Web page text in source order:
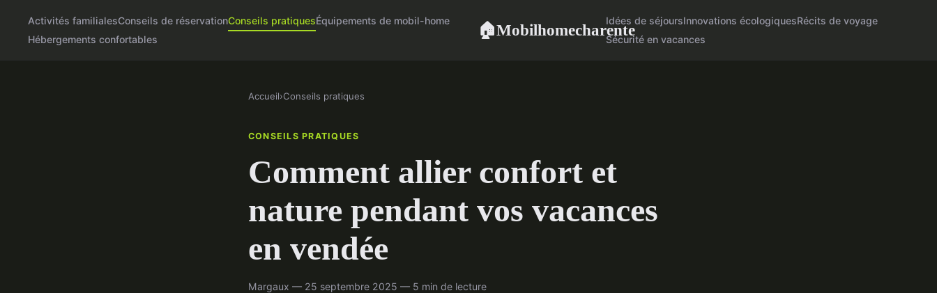
Activités familialesConseils de réservationConseils pratiquesÉquipements de mobil-home
Hébergements confortables
🏠MobilhomecharenteIdées de séjoursInnovations écologiquesRécits de voyage
Sécurité en vacances
Accueil›Conseils pratiques
CONSEILS PRATIQUES
Comment allier confort et
nature pendant vos vacances
en vendée
Margaux — 25 septembre 2025 — 5 min de lecture